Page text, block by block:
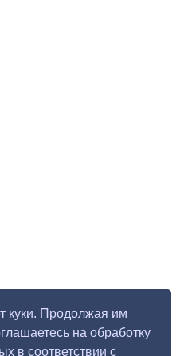
куки. Продолжая им
на обработку
в соответствии с